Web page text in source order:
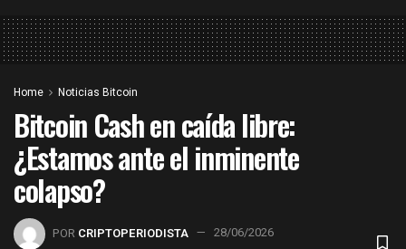
Home Noticias Bitcoin
Bitcoin Cash en caída libre:
¿Estamos ante el inminente
colapso?
POR CRIPTOPERIODISTA
28/06/2026